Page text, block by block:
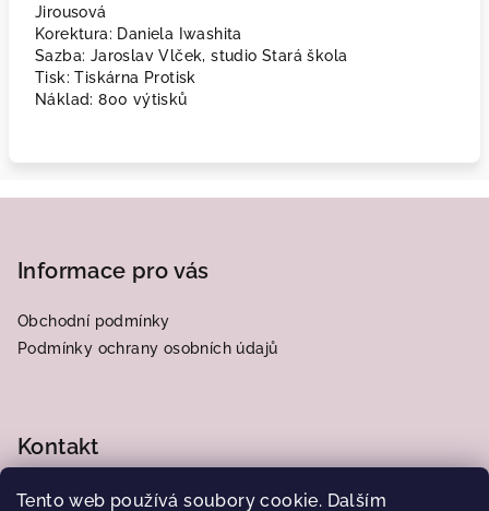
Tento web používá soubory cookie. Dalším
Jirousová
Korektura: Daniela Iwashita
Sazba: Jaroslav Vlček, studio Stará škola
Tisk: Tiskárna Protisk
Náklad: 800 výtisků
Informace pro vás
Obchodní podmínky
Podmínky ochrany osobních údajů
Kontakt
frantiska.j@centrum.cz